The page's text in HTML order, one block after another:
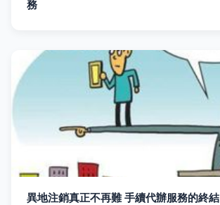
務
異地注銷真正不再難 手續代辦服務的終結